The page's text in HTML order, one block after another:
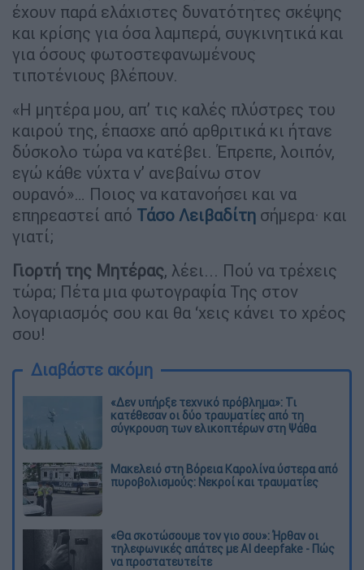
έχουν παρά ελάχιστες δυνατότητες σκέψης
και κρίσης για όσα λαμπερά, συγκινητικά και
για όσους φωτοστεφανωμένους
τιποτένιους βλέπουν.
«Η μητέρα μου, απ’ τις καλές πλύστρες του
καιρού της, έπασχε από αρθριτικά κι ήτανε
δύσκολο τώρα να κατέβει. Έπρεπε, λοιπόν,
εγώ κάθε νύχτα ν’ ανεβαίνω στον
ουρανό»… Ποιος να κατανοήσει και να
επηρεαστεί από Τάσο Λειβαδίτη σήμερα· και
γιατί;
Γιορτή της Μητέρας, λέει... Πού να τρέχεις
τώρα; Πέτα μια φωτογραφία Της στον
λογαριασμός σου και θα ‘χεις κάνει το χρέος
σου!
Διαβάστε ακόμη
«Δεν υπήρξε τεχνικό πρόβλημα»: Τι
κατέθεσαν οι δύο τραυματίες από τη
σύγκρουση των ελικοπτέρων στη Ψάθα
Μακελειό στη Βόρεια Καρολίνα ύστερα από
πυροβολισμούς: Νεκροί και τραυματίες
«Θα σκοτώσουμε τον γιο σου»: Ήρθαν οι
τηλεφωνικές απάτες με AI deepfake - Πώς
να προστατευτείτε